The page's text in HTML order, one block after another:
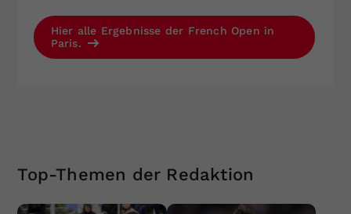
Hier alle Ergebnisse der French Open in
Paris.
Top-Themen der Redaktion